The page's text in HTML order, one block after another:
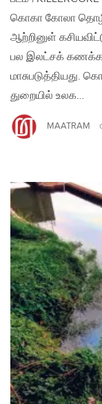
கொகா கோலா
ஆற்றினுள்
பல இலட்சக்
துறையில் உலக…
MAATRAM